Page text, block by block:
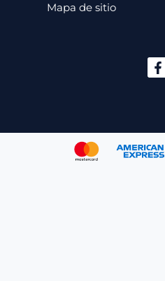
Mapa de sitio